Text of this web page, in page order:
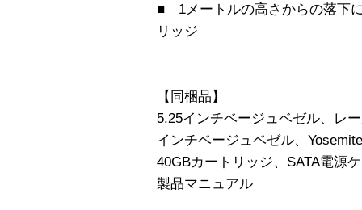
■ 1メートルの高さからの落下
リッジ
【同梱品】
5.25インチベージュベゼル、レ
インチベージュベゼル、
40GBカートリッジ、SATA電源
製品マニュアル